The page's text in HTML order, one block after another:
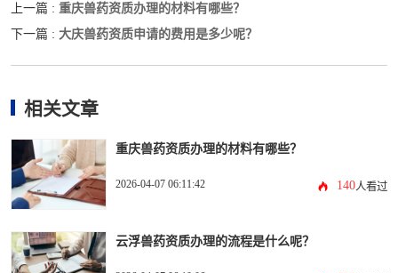
上一篇 : 重庆兽药资质办理的材料有哪些？
下一篇 : 大庆兽药资质申请的费用是多少呢？
相关文章
重庆兽药资质办理的材料有哪些？
2026-04-07 06:11:42 140人看过
云浮兽药资质办理的流程是什么呢？